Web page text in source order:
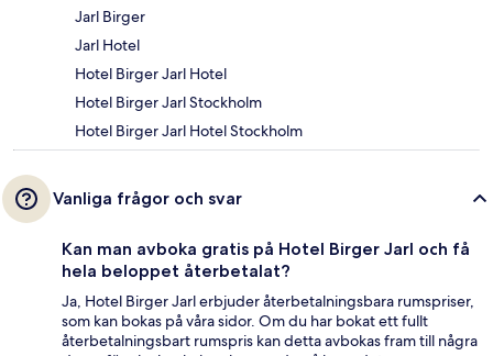
Jarl Birger
Jarl Hotel
Hotel Birger Jarl Hotel
Hotel Birger Jarl Stockholm
Hotel Birger Jarl Hotel Stockholm
Vanliga frågor och svar
Kan man avboka gratis på Hotel Birger Jarl och få
hela beloppet återbetalat?
Ja, Hotel Birger Jarl erbjuder återbetalningsbara rumspriser,
som kan bokas på våra sidor. Om du har bokat ett fullt
återbetalningsbart rumspris kan detta avbokas fram till några